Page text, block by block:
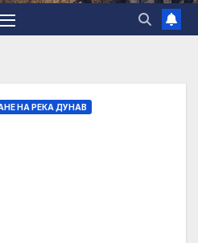
НА РЕКА ДУНАВ